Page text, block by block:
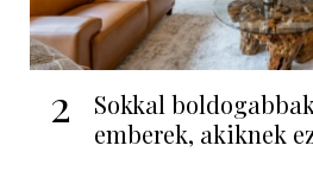
2
Sokkal
emberek, akiknek